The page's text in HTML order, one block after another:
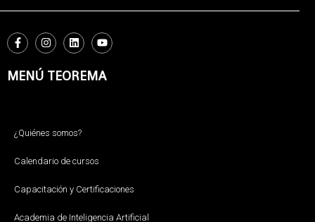
MENÚ TEOREMA
¿Quiénes somos?
Calendario de cursos
Capacitación y Certificaciones
Academia de Inteligencia Artificial